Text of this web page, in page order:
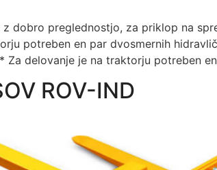
dobro preglednostjo, za priklop na
potreben en par dvosmernih
Za delovanje je na traktorju potreben
ROV-IND